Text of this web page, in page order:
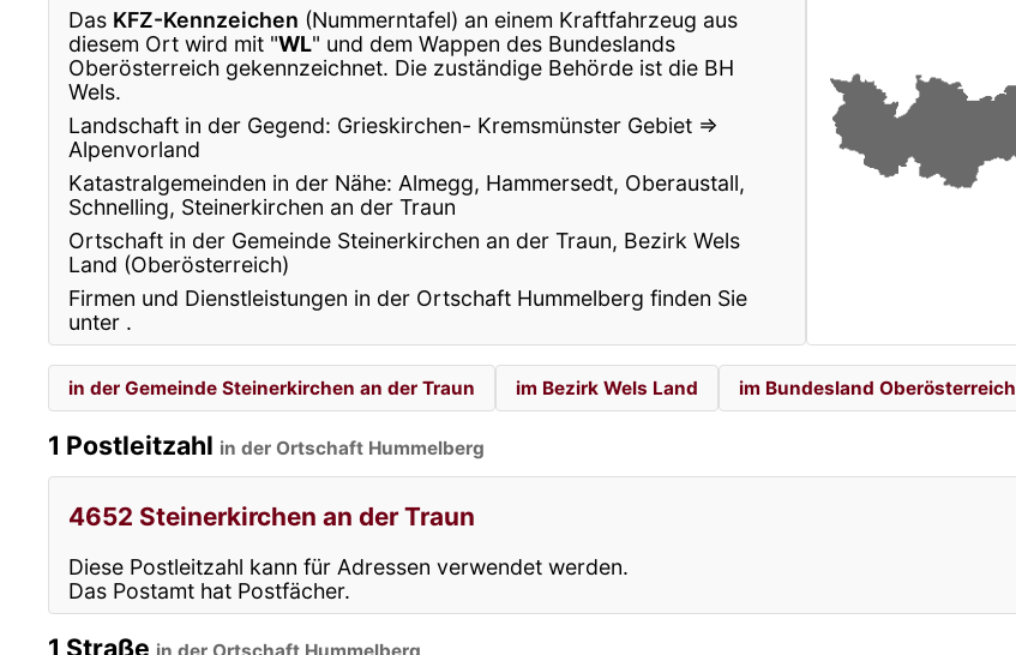
Das KFZ-Kennzeichen (Nummerntafel) an einem Kraftfahrzeug aus
diesem Ort wird mit "WL" und dem Wappen des Bundeslands
Oberösterreich gekennzeichnet. Die zuständige Behörde ist die BH
Wels.
Landschaft in der Gegend: Grieskirchen- Kremsmünster Gebiet ⇒
Alpenvorland
Katastralgemeinden in der Nähe: Almegg, Hammersedt, Oberaustall,
Schnelling, Steinerkirchen an der Traun
Ortschaft in der Gemeinde Steinerkirchen an der Traun, Bezirk Wels
Land (Oberösterreich)
Firmen und Dienstleistungen in der Ortschaft Hummelberg finden Sie
unter .
in der Gemeinde Steinerkirchen an der Traun im Bezirk Wels Land im Bundesland Oberösterreich
1 Postleitzahl in der Ortschaft Hummelberg
4652 Steinerkirchen an der Traun
Diese Postleitzahl kann für Adressen verwendet werden.
Das Postamt hat Postfächer.
1 Straße